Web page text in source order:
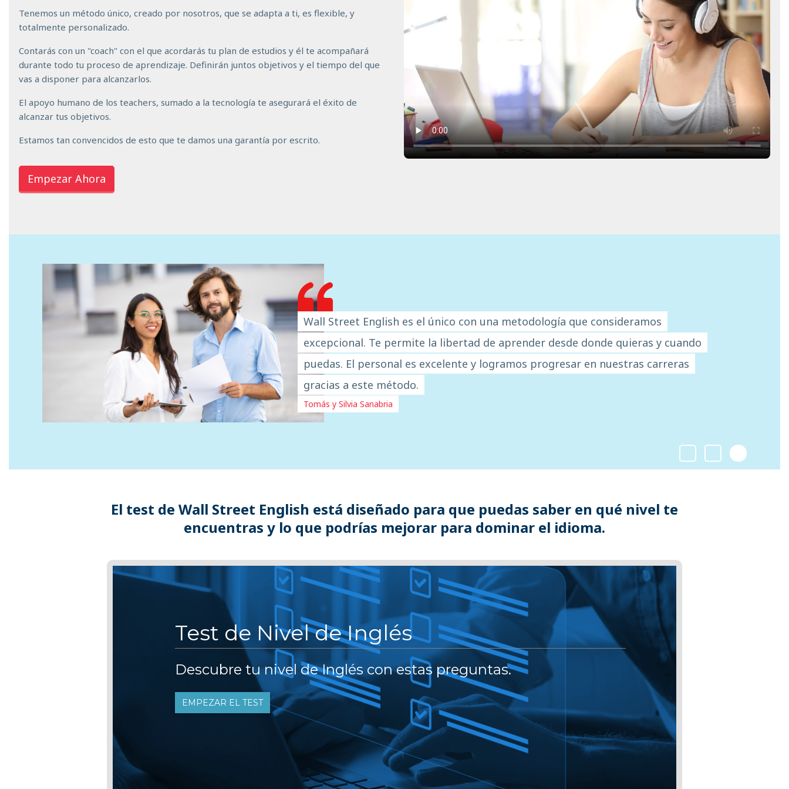
Tenemos un método único, creado por nosotros, que se adapta a ti, es flexible, y
totalmente personalizado.
Contarás con un "coach" con el que acordarás tu plan de estudios y él te acompañará
durante todo tu proceso de aprendizaje. Definirán juntos objetivos y el tiempo del que
vas a disponer para alcanzarlos.
El apoyo humano de los teachers, sumado a la tecnología te asegurará el éxito de
alcanzar tus objetivos.
Estamos tan convencidos de esto que te damos una garantía por escrito.
Empezar Ahora
Wall Street English es el único con una metodología que consideramos
excepcional. Te permite la libertad de aprender desde donde quieras y cuando
puedas. El personal es excelente y logramos progresar en nuestras carreras
gracias a este método.
Tomás y Silvia Sanabria
El test de Wall Street English está diseñado para que puedas saber en qué nivel te
encuentras y lo que podrías mejorar para dominar el idioma.